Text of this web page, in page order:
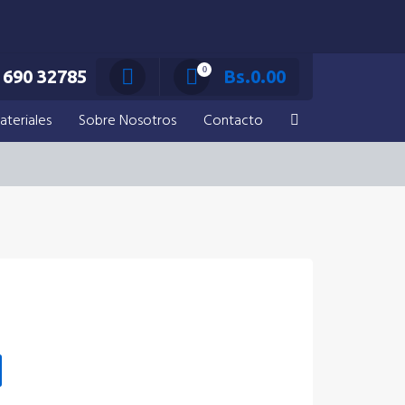
690 32785 0 Bs.0.00
Sobre Nosotros Contacto